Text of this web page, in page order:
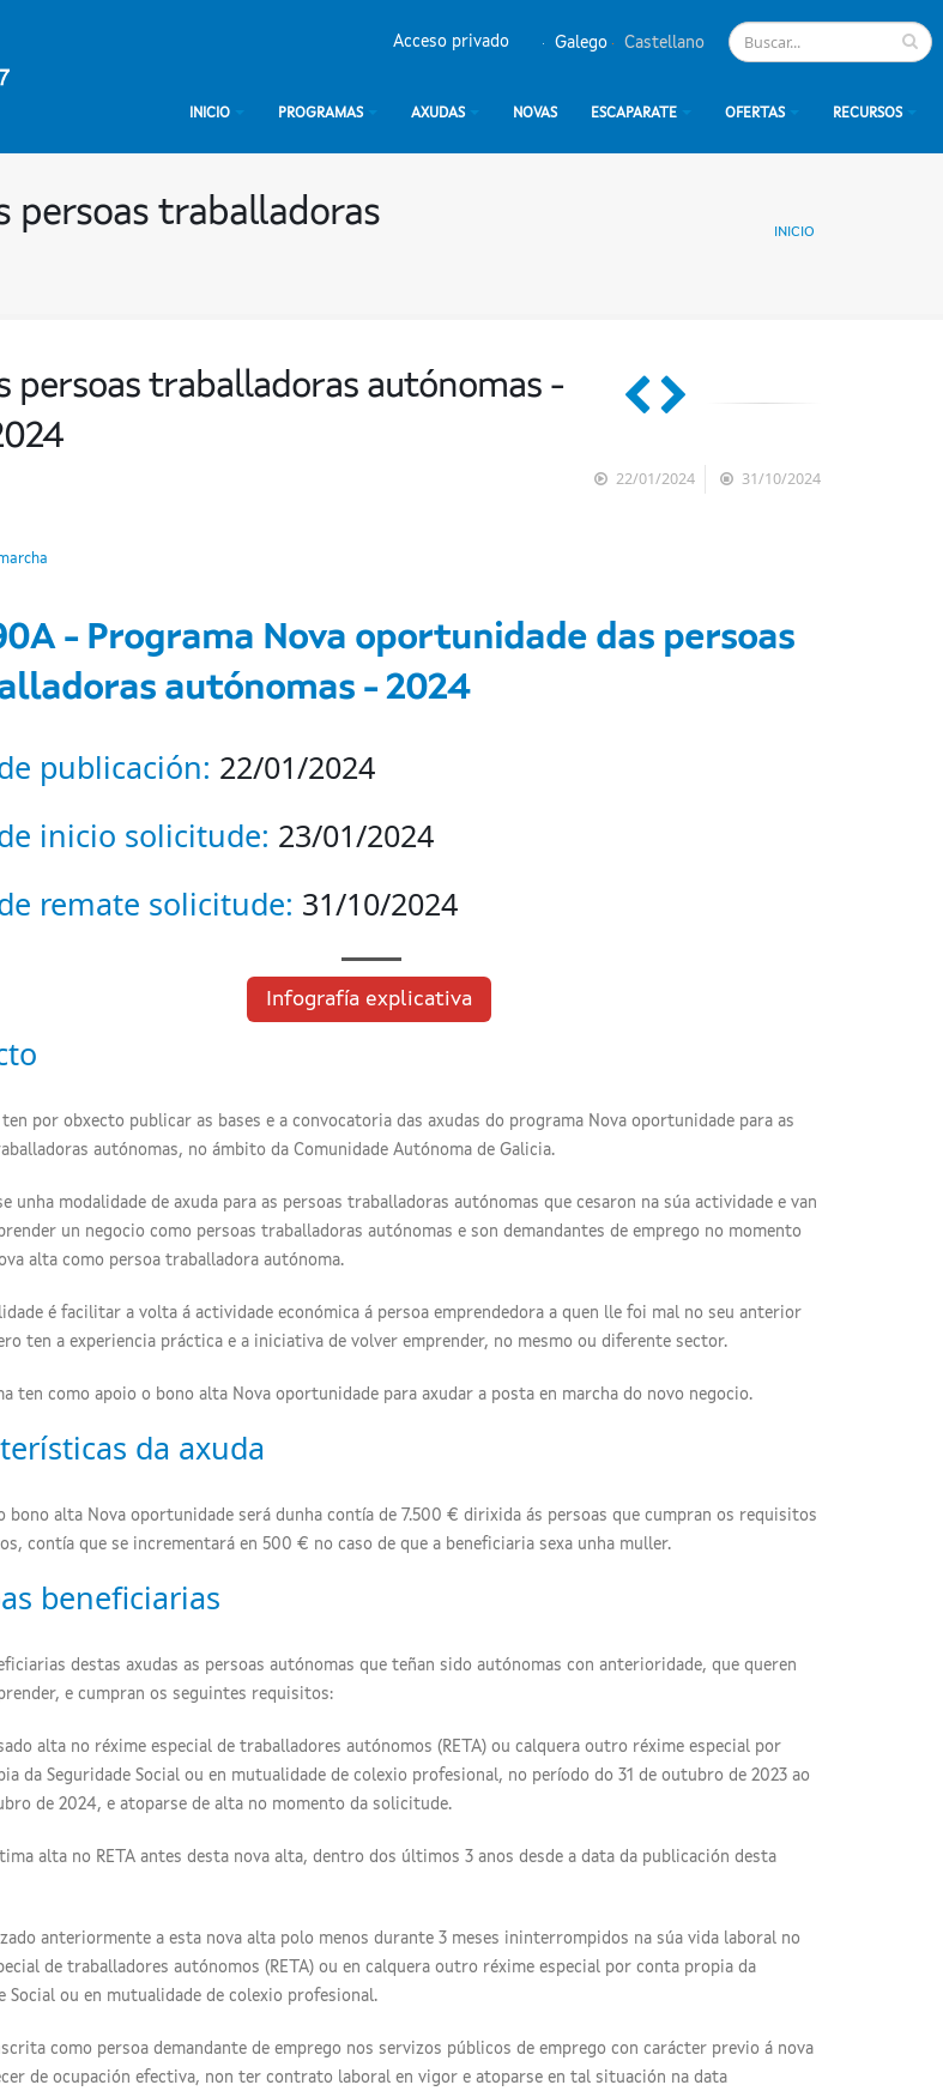
Galego Castellano
Acceso privado
INICIO PROGRAMAS AXUDAS NOVAS ESCAPARATE OFERTAS RECURSOS
persoas traballadoras
INICIO
persoas traballadoras autónomas -
22/01/2024 31/10/2024
- Programa Nova oportunidade das persoas
autónomas - 2024
publicación: 22/01/2024
inicio solicitude: 23/01/2024
remate solicitude: 31/10/2024
Infografía explicativa
ten por obxecto publicar as bases e a convocatoria das axudas do programa Nova oportunidade para as
autónomas, no ámbito da Comunidade Autónoma de Galicia.
unha modalidade de axuda para as persoas traballadoras autónomas que cesaron na súa actividade e van
un negocio como persoas traballadoras autónomas e son demandantes de emprego no momento
alta como persoa traballadora autónoma.
é facilitar a volta á actividade económica á persoa emprendedora a quen lle foi mal no seu anterior
ten a experiencia práctica e a iniciativa de volver emprender, no mesmo ou diferente sector.
ten como apoio o bono alta Nova oportunidade para axudar a posta en marcha do novo negocio.
da axuda
bono alta Nova oportunidade será dunha contía de 7.500 € dirixida ás persoas que cumpran os requisitos
contía que se incrementará en 500 € no caso de que a beneficiaria sexa unha muller.
beneficiarias
destas axudas as persoas autónomas que teñan sido autónomas con anterioridade, que queren
e cumpran os seguintes requisitos:
alta no réxime especial de traballadores autónomos (RETA) ou calquera outro réxime especial por
da Seguridade Social ou en mutualidade de colexio profesional, no período do 31 de outubro de 2023 ao
de 2024, e atoparse de alta no momento da solicitude.
alta no RETA antes desta nova alta, dentro dos últimos 3 anos desde a data da publicación desta
anteriormente a esta nova alta polo menos durante 3 meses ininterrompidos na súa vida laboral no
de traballadores autónomos (RETA) ou en calquera outro réxime especial por conta propia da
Social ou en mutualidade de colexio profesional.
como persoa demandante de emprego nos servizos públicos de emprego con carácter previo á nova
de ocupación efectiva, non ter contrato laboral en vigor e atoparse en tal situación na data